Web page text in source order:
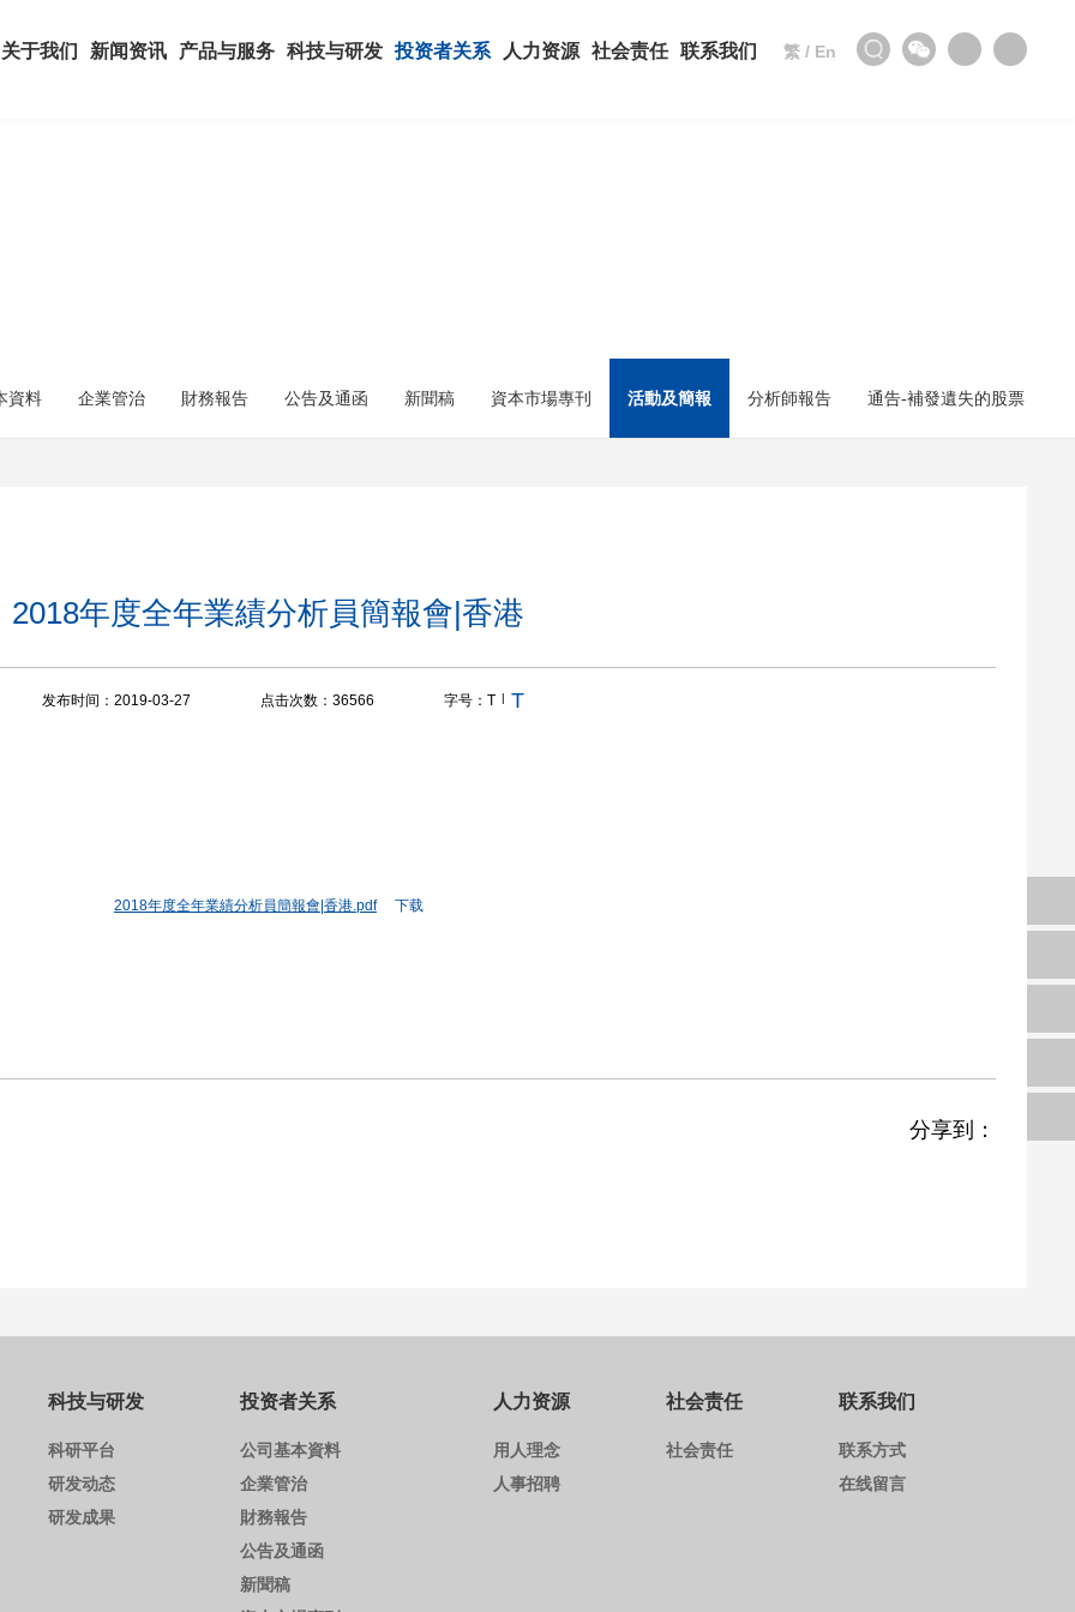
关于我们 新闻资讯 产品与服务 科技与研发 投资者关系 人力资源 社会责任 联系我们 繁 / En
資料 企業管治 財務報告 公告及通函 新聞稿 資本市場專刊 活動及簡報 分析師報告 通告-補發遺失的股票
2018年度全年業績分析員簡報會|香港
发布时间：2019-03-27 点击次数：36566 字号：T | T
2018年度全年業績分析員簡報會|香港.pdf 下载
分享到：
科技与研发
科研平台
研发动态
研发成果
投资者关系
公司基本資料
企業管治
財務報告
公告及通函
新聞稿
人力资源
用人理念
人事招聘
社会责任
社会责任
联系我们
联系方式
在线留言